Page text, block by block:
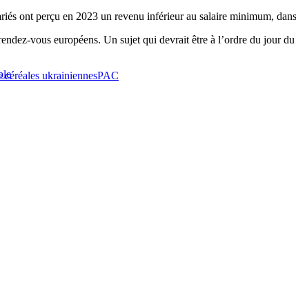
ont perçu en 2023 un revenu inférieur au salaire minimum,
vous européens. Un sujet qui devrait être à l’ordre du jour
céréales ukrainiennesPAC